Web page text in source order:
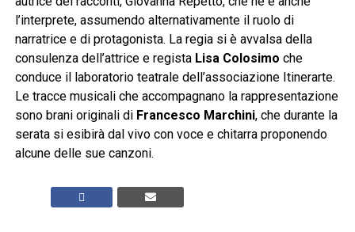
l’interprete, assumendo alternativamente il ruolo di
narratrice e di protagonista. La regia si è avvalsa della
consulenza dell’attrice e registaLisa Colosimo che
conduce il laboratorio teatrale dell’associazione Itinerarte.
Le tracce musicali che accompagnano la rappresentazione
sono brani originali di Francesco Marchini, che durante la
serata si esibirà dal vivo con voce e chitarra proponendo
alcune delle sue canzoni.